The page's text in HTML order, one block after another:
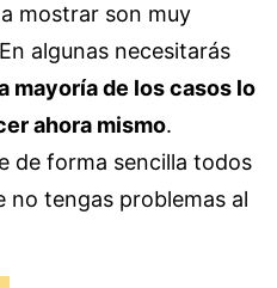
mostrar son muy
algunas necesitarás
mayoría de los casos lo
ahora mismo.
de forma sencilla todos
no tengas problemas al